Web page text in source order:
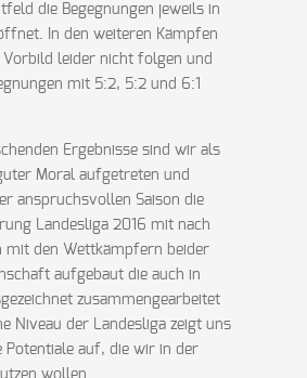
die Begegnungen jeweils in
In den weiteren Kämpfen
leider nicht folgen und
mit 5:2, 5:2 und 6:1
Ergebnisse sind wir als
Moral aufgetreten und
anspruchsvollen Saison die
Landesliga 2016 mit nach
mit den Wettkämpfern beider
aufgebaut die auch in
zusammengearbeitet
Niveau der Landesliga zeigt uns
Potentiale auf, die wir in der
wollen.